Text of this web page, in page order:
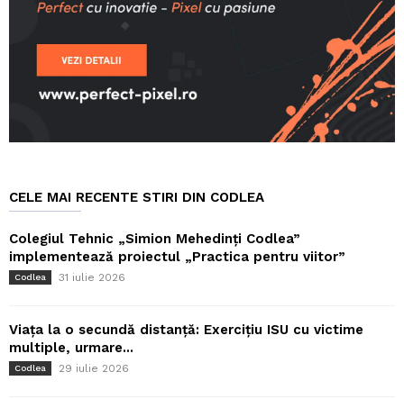
CELE MAI RECENTE STIRI DIN CODLEA
Colegiul Tehnic „Simion Mehedinți Codlea”
implementează proiectul „Practica pentru viitor”
Codlea 31 iulie 2026
Viața la o secundă distanță: Exercițiu ISU cu victime
multiple, urmare...
Codlea 29 iulie 2026